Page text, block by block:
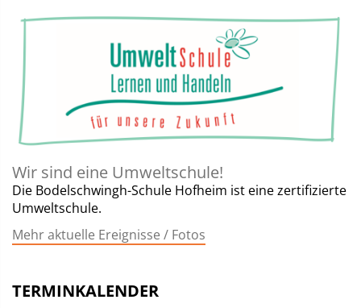
Wir sind eine Umweltschule!
Die Bodelschwingh-Schule Hofheim ist eine zertifizierte
Umweltschule.
Mehr aktuelle Ereignisse / Fotos
TERMINKALENDER